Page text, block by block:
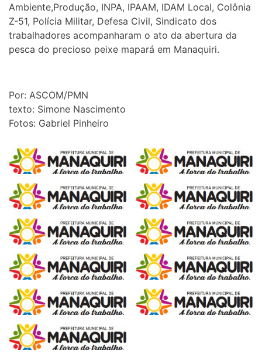
Ambiente,Produção, INPA, IPAAM, IDAM Local, Colônia
Z-51, Polícia Militar, Defesa Civil, Sindicato dos
trabalhadores acompanharam o ato da abertura da
pesca do precioso peixe mapará em Manaquiri.
Por: ASCOM/PMN
texto: Simone Nascimento
Fotos: Gabriel Pinheiro